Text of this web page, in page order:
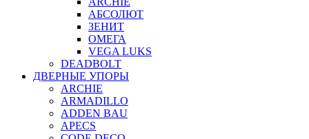
АБСОЛЮТ
ЗЕНИТ
ОМЕГА
VEGA LUKS
DEADBOLT
ДВЕРНЫЕ УПОРЫ
ARCHIE
ARMADILLO
ADDEN BAU
APECS